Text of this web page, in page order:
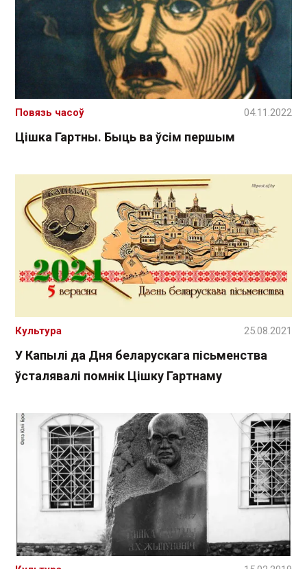
Цішка Гартны. Быць ва ўсім першым
Повязь часоў 04.11.2022
У Капылі да Дня беларускага пісьменства
ўсталявалі помнік Цішку Гартнаму
Культура 25.08.2021